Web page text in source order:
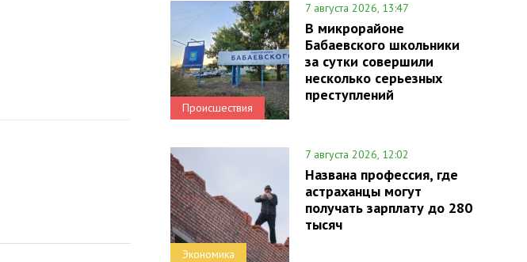
Происшествия
7 августа 2026, 13:47
В микрорайоне
Бабаевского школьники
за сутки совершили
несколько серьезных
преступлений
Экономика
7 августа 2026, 12:02
Названа профессия, где
астраханцы могут
получать зарплату до 280
тысяч